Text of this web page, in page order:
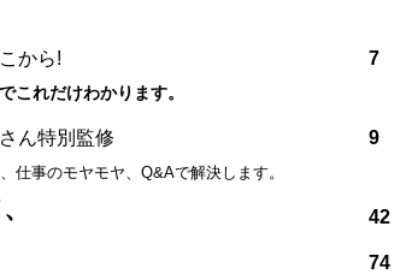
から!
これだけわかります。
ん特別監修
仕事のモヤモヤ、Q&Aで解決します。
7
9
42
74